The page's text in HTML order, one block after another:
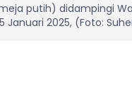
putih) didampingi
Januari 2025, (Foto: